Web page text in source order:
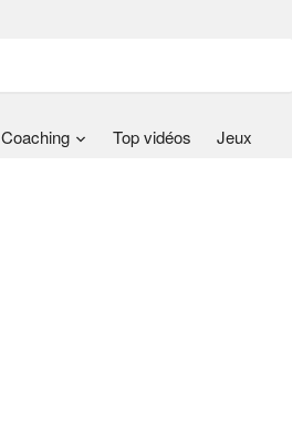
Coaching Top vidéos Jeux